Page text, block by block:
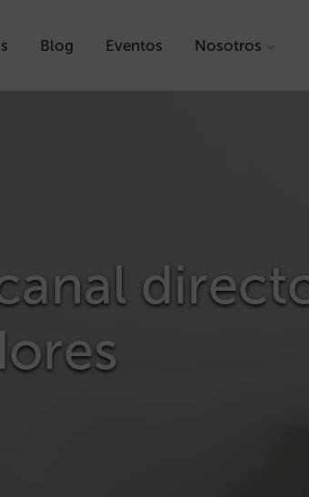
Blog Eventos Nosotros